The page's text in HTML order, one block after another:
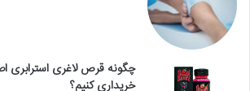
چگونه قرص لاغری استرابری
خریداری کنیم؟